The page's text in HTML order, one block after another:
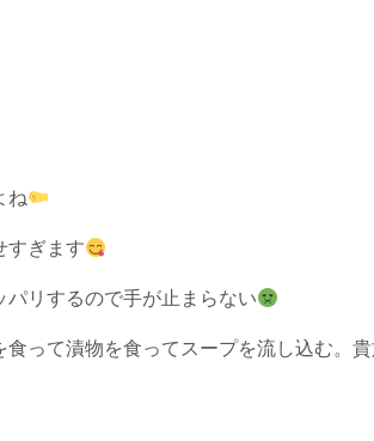
ね
すぎます
リするので手が止まらない
って漬物を食ってスープを流し込む。